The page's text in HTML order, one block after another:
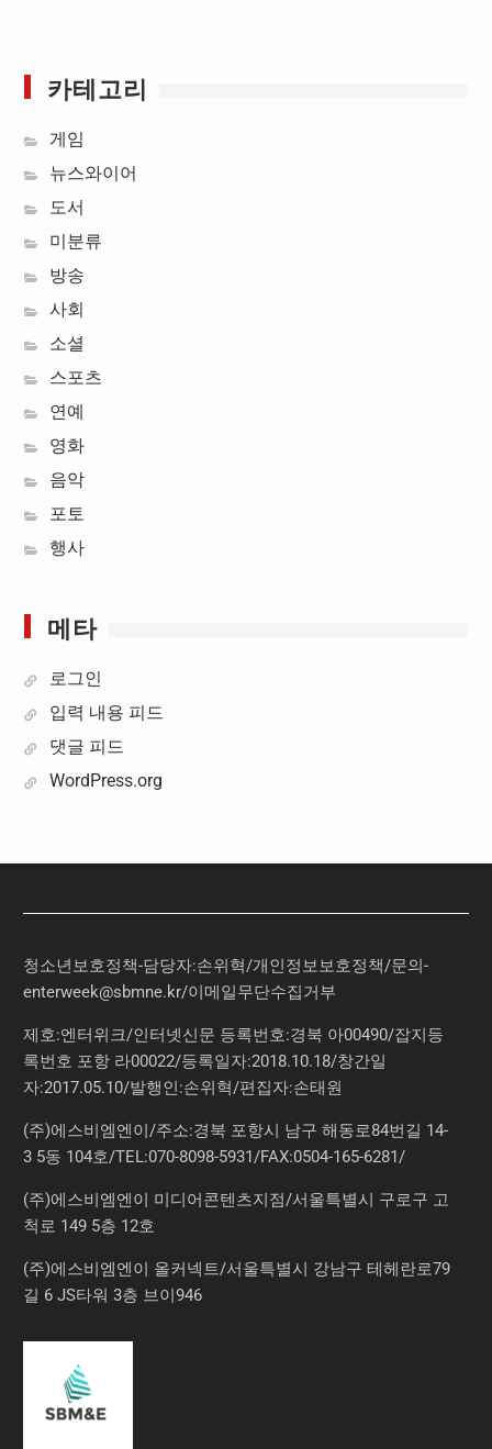
카테고리
게임
뉴스와이어
도서
미분류
방송
사회
소셜
스포츠
연예
영화
음악
포토
행사
메타
로그인
입력 내용 피드
댓글 피드
WordPress.org
청소년보호정책-담당자:손위혁/개인정보보호정책/문의-
enterweek@sbmne.kr/이메일무단수집거부
제호:엔터위크/인터넷신문 등록번호:경북 아00490/잡지등
록번호 포항 라00022/등록일자:2018.10.18/창간일
자:2017.05.10/발행인:손위혁/편집자:손태원
(주)에스비엠엔이/주소:경북 포항시 남구 해동로84번길 14-
3 5동 104호/TEL:070-8098-5931/FAX:0504-165-6281/
(주)에스비엠엔이 미디어콘텐츠지점/서울특별시 구로구 고
척로 149 5층 12호
(주)에스비엠엔이 올커넥트/서울특별시 강남구 테헤란로79
길 6 JS타워 3층 브이946